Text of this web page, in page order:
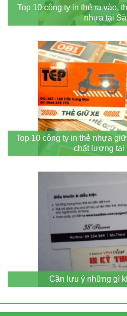
Top 10 công ty in thẻ ra vào,
nhựa tại
Top 10 công ty in thẻ nhựa
chất lượng tại
Cần lưu ý những gì